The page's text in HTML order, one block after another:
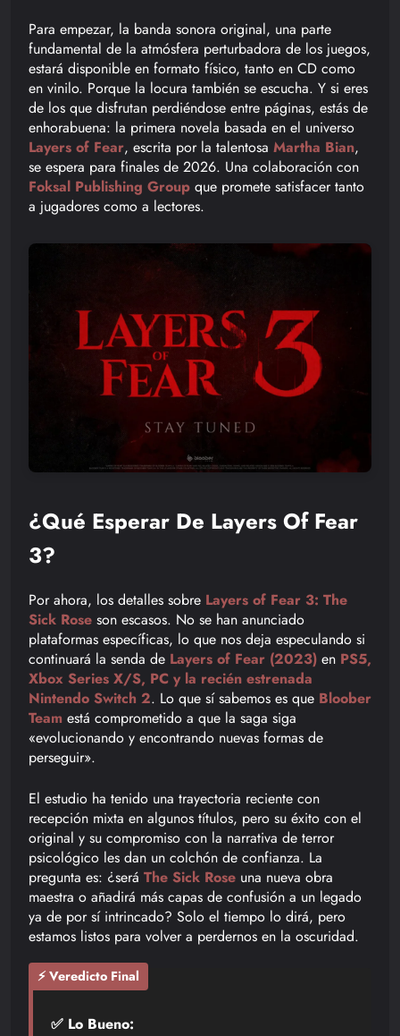
Para empezar, la banda sonora original, una parte
fundamental de la atmósfera perturbadora de los juegos,
estará disponible en formato físico, tanto en CD como
en vinilo. Porque la locura también se escucha. Y si eres
de los que disfrutan perdiéndose entre páginas, estás de
enhorabuena: la primera novela basada en el universo
Layers of Fear, escrita por la talentosa Martha Bian,
se espera para finales de 2026. Una colaboración con
Foksal Publishing Group que promete satisfacer tanto
a jugadores como a lectores.
¿Qué Esperar De Layers Of Fear
3?
Por ahora, los detalles sobre Layers of Fear 3: The
Sick Rose son escasos. No se han anunciado
plataformas específicas, lo que nos deja especulando si
continuará la senda de Layers of Fear (2023) en PS5,
Xbox Series X/S, PC y la recién estrenada
Nintendo Switch 2. Lo que sí sabemos es que Bloober
Team está comprometido a que la saga siga
«evolucionando y encontrando nuevas formas de
perseguir».
El estudio ha tenido una trayectoria reciente con
recepción mixta en algunos títulos, pero su éxito con el
original y su compromiso con la narrativa de terror
psicológico les dan un colchón de confianza. La
pregunta es: ¿será The Sick Rose una nueva obra
maestra o añadirá más capas de confusión a un legado
ya de por sí intrincado? Solo el tiempo lo dirá, pero
estamos listos para volver a perdernos en la oscuridad.
⚡ Veredicto Final
✅ Lo Bueno: